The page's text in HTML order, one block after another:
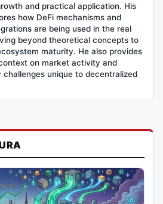
and practical application. His
how DeFi mechanisms and
are being used in the real
beyond theoretical concepts to
maturity. He also provides
on market activity and
challenges unique to decentralized